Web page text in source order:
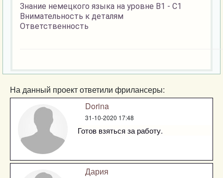
Знание немецкого языка на уровне В1 - С1
Внимательность к деталям
Ответственность
На данный проект ответили фрилансеры:
Dorina
31-10-2020 17:48
Готов взяться за работу.
Дария